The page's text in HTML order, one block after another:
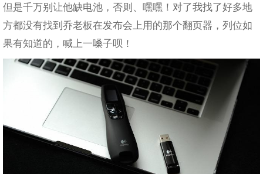
但是千万别让他缺电池，否则、嘿嘿！对了我找了好多地
方都没有找到乔老板在发布会上用的那个翻页器，列位如
果有知道的，喊上一嗓子呗！